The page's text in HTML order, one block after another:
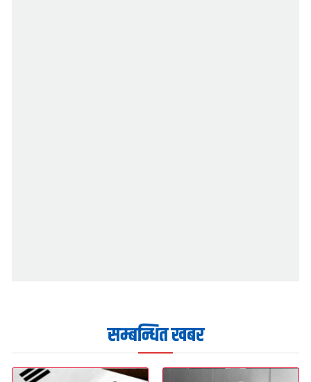
सम्बन्धित खबर